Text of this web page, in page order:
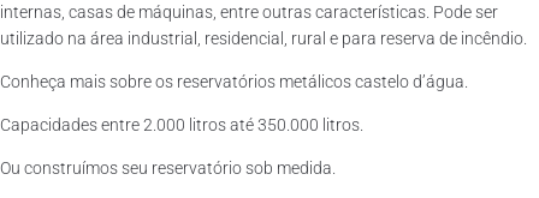
internas, casas de máquinas, entre outras características. Pode ser
utilizado na área industrial, residencial, rural e para reserva de incêndio.
Conheça mais sobre os reservatórios metálicos castelo d’água.
Capacidades entre 2.000 litros até 350.000 litros.
Ou construímos seu reservatório sob medida.